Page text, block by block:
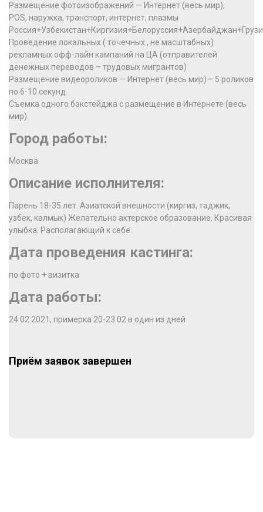
Размещение фотоизображений — Интернет (весь мир),
POS, наружка, транспорт, интернет, плазмы
Проведение локальных ( точечных , не масштабных)
рекламных офф-лайн кампаний на ЦА (отправителей
денежных переводов – трудовых мигрантов)
Размещение видеороликов — Интернет (весь мир)— 5 роликов
по 6-10 секунд.
Съемка одного бэкстейджа с размещение в Интернете (весь
мир).
Город работы:
Москва
Описание исполнителя:
Парень 18-35 лет. Азиатской внешности (киргиз, таджик,
узбек, калмык) Желательно актерское образование. Красивая
улыбка. Располагающий к себе.
Дата проведения кастинга:
по фото + визитка
Дата работы:
24.02.2021, примерка 20-23.02 в один из дней
Приём заявок завершен